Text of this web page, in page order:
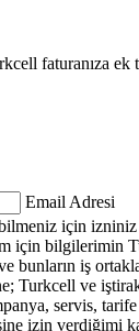
faturanıza ek
Email Adresi
için izniniz
için bilgilerimin
bunların iş
Turkcell ve
servis,
izin verdiğimi